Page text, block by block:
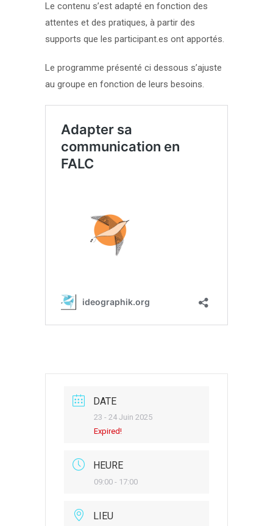
Le contenu s’est adapté en fonction des
attentes et des pratiques, à partir des
supports que les participant.es ont apportés.
Le programme présenté ci dessous s’ajuste
au groupe en fonction de leurs besoins.
DATE
23 - 24 Juin 2025
Expired!
HEURE
09:00 - 17:00
LIEU